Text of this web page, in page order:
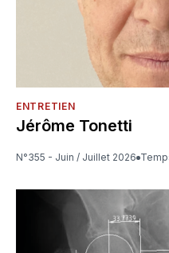
ENTRETIEN
Jérôme Tonetti
N°355 - Juin / Juillet 2026